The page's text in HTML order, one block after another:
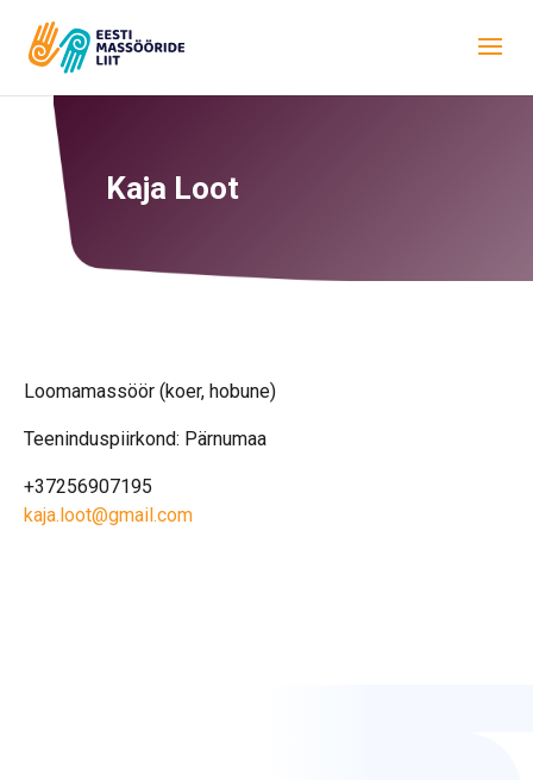
Kaja Loot
Loomamassöör (koer, hobune)
Teeninduspiirkond: Pärnumaa
+37256907195
kaja.loot@gmail.com